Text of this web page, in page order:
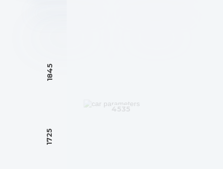
1845
1725